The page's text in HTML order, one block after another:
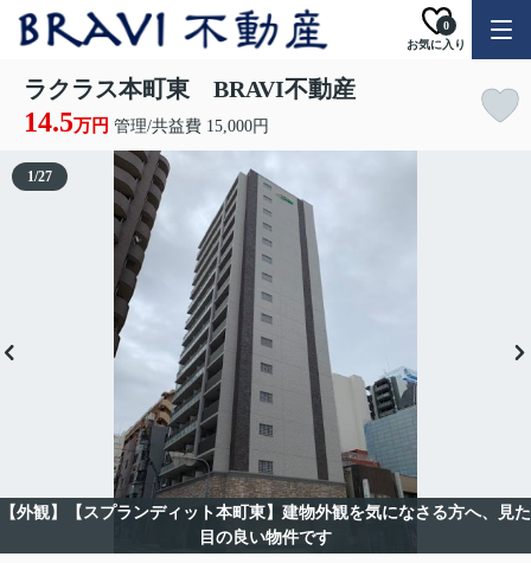
お気に入り
0
ラクラス本町東 BRAVI不動産
14.5万円 管理/共益費 15,000円
【外観】【スプランディット本町東】建物外観を気になさる方へ、見た
目の良い物件です
1/27